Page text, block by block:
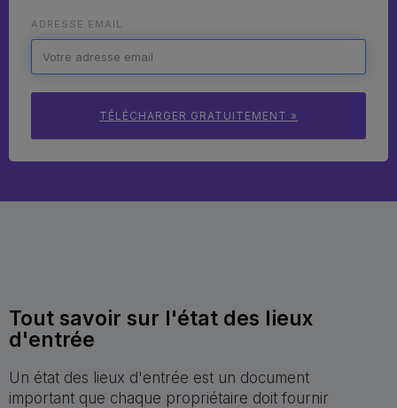
ADRESSE EMAIL
Tout savoir sur l'état des lieux
d'entrée
Un état des lieux d'entrée est un document
important que chaque propriétaire doit fournir